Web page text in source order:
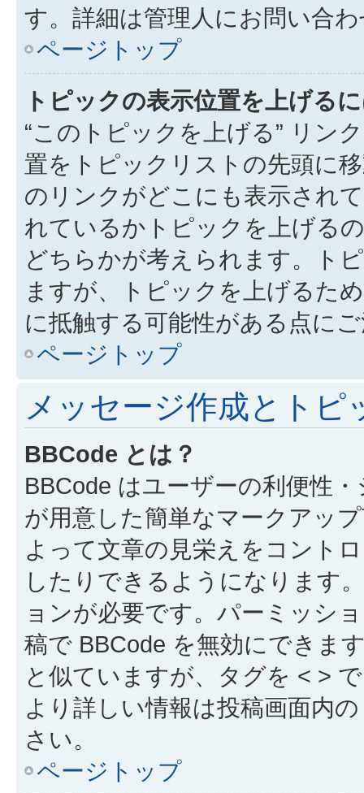
す。詳細は管理人にお問い合
ページトップ
トピックの表示位置を上げる
“このトピックを上げる” リン
置をトピックリストの先頭に
のリンクがどこにも表示され
れているかトピックを上げる
どちらかが考えられます。ト
ますが、トピックを上げるた
に抵触する可能性がある点に
ページトップ
メッセージ作成とトピ
BBCode とは？
BBCode はユーザーの利便性
が用意した簡単なマークアッ
よって文章の見栄えをコント
したりできるようになります
ョンが必要です。パーミッシ
稿で BBCode を無効にできま
と似ていますが、タグを < >
より詳しい情報は投稿画面内
さい。
ページトップ